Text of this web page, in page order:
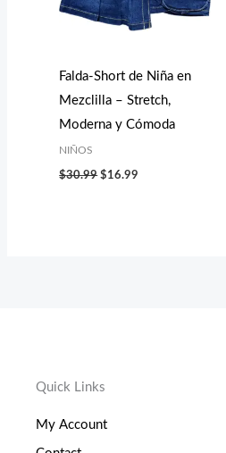
Falda-Short de Niña en
Mezclilla – Stretch,
Moderna y Cómoda
NIÑOS
$30.99 $16.99
Quick Links
My Account